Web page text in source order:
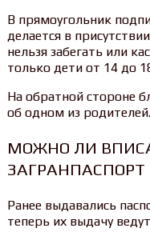
В прямоугольник
делается в
нельзя забегать или
только дети от 14 до
На обратной стороне
об одном из родителей.
МОЖНО ЛИ
ЗАГРАНПАСПОРТ
Ранее выдавались
теперь их выдачу